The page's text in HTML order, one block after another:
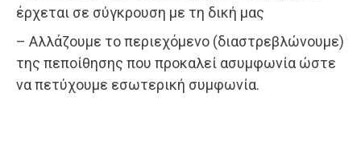
έρχεται σε σύγκρουση με τη δική μας
– Αλλάζουμε το περιεχόμενο (διαστρεβλώνουμε)
της πεποίθησης που προκαλεί ασυμφωνία ώστε
να πετύχουμε εσωτερική συμφωνία.